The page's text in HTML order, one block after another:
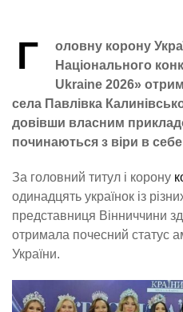
Г
оловну корону
Національного
Ukraine 2026»
села Павлівка
довівши власним
починаються з віри в
За головний титул і корону
одинадцять українок із
представниця Вінниччини
отримала почесний статус
України.